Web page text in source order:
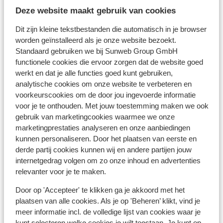
Deze website maakt gebruik van cookies
Dit zijn kleine tekstbestanden die automatisch in je browser
worden geïnstalleerd als je onze website bezoekt.
Standaard gebruiken we bij Sunweb Group GmbH
functionele cookies die ervoor zorgen dat de website goed
werkt en dat je alle functies goed kunt gebruiken,
analytische cookies om onze website te verbeteren en
voorkeurscookies om de door jou ingevoerde informatie
voor je te onthouden. Met jouw toestemming maken we ook
gebruik van marketingcookies waarmee we onze
marketingprestaties analyseren en onze aanbiedingen
kunnen personaliseren. Door het plaatsen van eerste en
derde partij cookies kunnen wij en andere partijen jouw
internetgedrag volgen om zo onze inhoud en advertenties
relevanter voor je te maken.
Door op 'Accepteer' te klikken ga je akkoord met het
plaatsen van alle cookies. Als je op 'Beheren’ klikt, vind je
meer informatie incl. de volledige lijst van cookies waar je
op deCanarische Eilanden, daar is het 1 uur vroeger dan
in Nederland. Dit geldt zowel voor de zomer- als de
wintertijd.
Valuta:
De officiële munteenheid van Spanje is de euro. Pinnen
in Spanje en op de Canarische Eilanden is geen
probleem. Vrijwel overal zijn betaalautomaten waar je
kunt pinnen. Ook betalen met credit card is op vele
plaatsen mogelijk.
Voltage:
Het voltage is net als in Nederland 220 volt. Het
stopcontact is soms wel anders van vorm. In dat geval
Reisdocumenten:
Je dient in het bezit te zijn van een geldig paspoort of